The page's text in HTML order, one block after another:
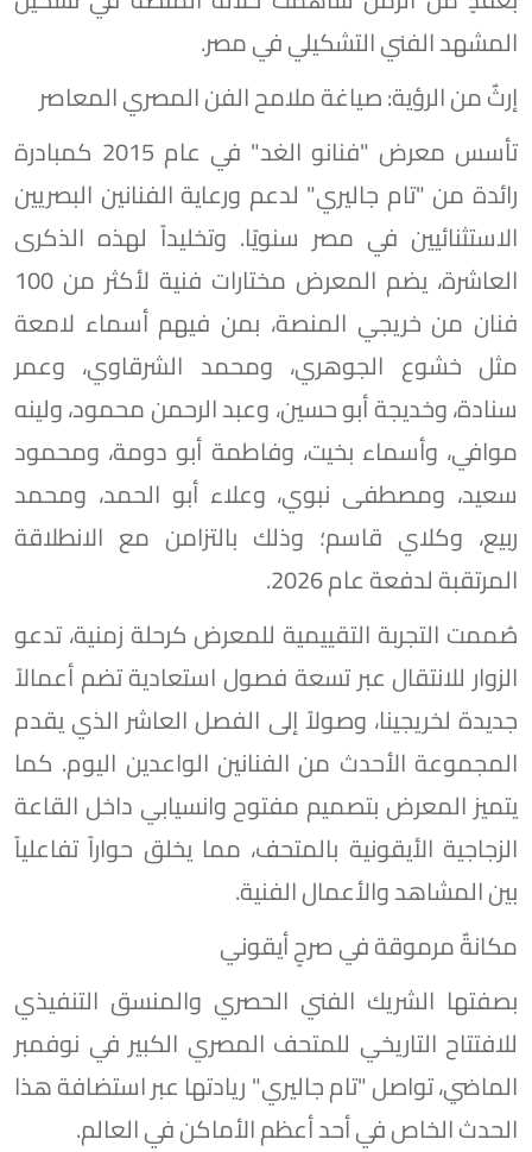
المشهد الفني التشكيلي في مصر.
إرثٌ من الرؤية: صياغة ملامح الفن المصري المعاصر
تأسس معرض "فنانو الغد" في عام 2015 كمبادرة
رائدة من "تام جاليري" لدعم ورعاية الفنانين البصريين
الاستثنائيين في مصر سنويًا. وتخليداً لهذه الذكرى
العاشرة، يضم المعرض مختارات فنية لأكثر من 100
فنان من خريجي المنصة، بمن فيهم أسماء لامعة
مثل خشوع الجوهري، ومحمد الشرقاوي، وعمر
سنادة، وخديجة أبو حسين، وعبد الرحمن محمود، ولينه
موافي، وأسماء بخيت، وفاطمة أبو دومة، ومحمود
سعيد، ومصطفى نبوي، وعلاء أبو الحمد، ومحمد
ربيع، وكلاي قاسم؛ وذلك بالتزامن مع الانطلاقة
المرتقبة لدفعة عام 2026.
صُممت التجربة التقييمية للمعرض كرحلة زمنية، تدعو
الزوار للانتقال عبر تسعة فصول استعادية تضم أعمالاً
جديدة لخريجينا، وصولاً إلى الفصل العاشر الذي يقدم
المجموعة الأحدث من الفنانين الواعدين اليوم. كما
يتميز المعرض بتصميم مفتوح وانسيابي داخل القاعة
الزجاجية الأيقونية بالمتحف، مما يخلق حواراً تفاعلياً
بين المشاهد والأعمال الفنية.
مكانةٌ مرموقة في صرحٍ أيقوني
بصفتها الشريك الفني الحصري والمنسق التنفيذي
للافتتاح التاريخي للمتحف المصري الكبير في نوفمبر
الماضي، تواصل "تام جاليري" ريادتها عبر استضافة هذا
الحدث الخاص في أحد أعظم الأماكن في العالم.